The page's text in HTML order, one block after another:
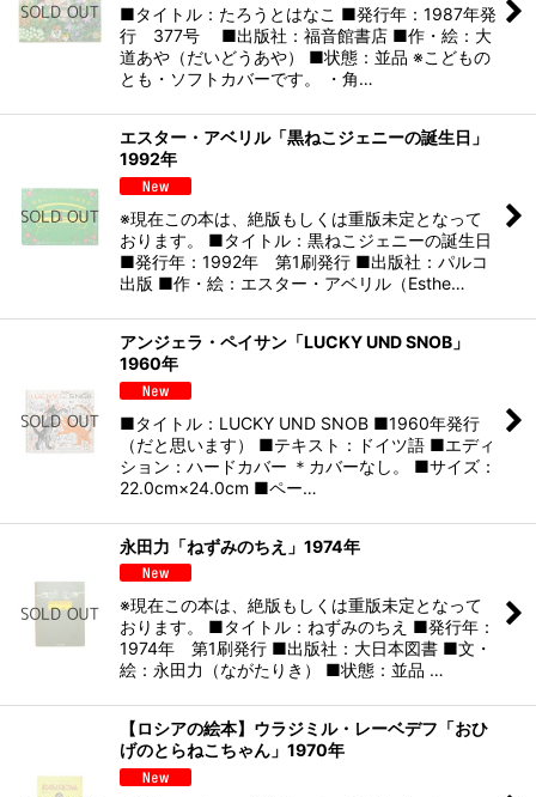
■タイトル：たろうとはなこ ■発行年：1987年発
行 377号 ■出版社：福音館書店 ■作・絵：大
道あや（だいどうあや） ■状態：並品 ※こどもの
とも・ソフトカバーです。 ・角…
エスター・アベリル「黒ねこジェニーの誕生日」
1992年
※現在この本は、絶版もしくは重版未定となって
おります。 ■タイトル：黒ねこジェニーの誕生日
■発行年：1992年 第1刷発行 ■出版社：パルコ
出版 ■作・絵：エスター・アベリル（Esthe…
アンジェラ・ペイサン「LUCKY UND SNOB」
1960年
■タイトル：LUCKY UND SNOB ■1960年発行
（だと思います） ■テキスト：ドイツ語 ■エディ
ション：ハードカバー ＊カバーなし。 ■サイズ：
22.0cm×24.0cm ■ペー…
永田力「ねずみのちえ」1974年
※現在この本は、絶版もしくは重版未定となって
おります。 ■タイトル：ねずみのちえ ■発行年：
1974年 第1刷発行 ■出版社：大日本図書 ■文・
絵：永田力（ながたりき） ■状態：並品 …
【ロシアの絵本】ウラジミル・レーベデフ「おひ
げのとらねこちゃん」1970年